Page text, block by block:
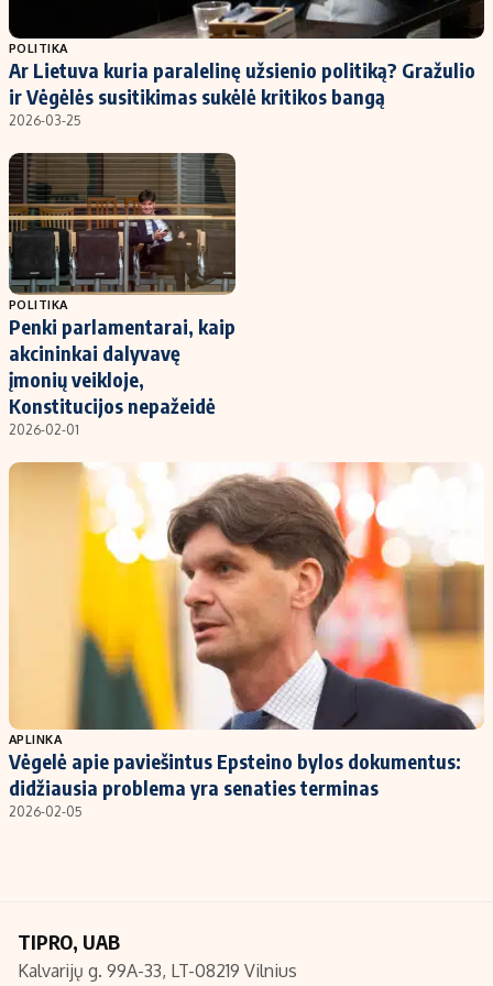
Populiarios temos
Investavimas
Akcijų rinka
Saulės elektrinės
Kriptovaliutos
Infliacija
Migracija
Titulinis
Nedarbo išmokos skaičiuoklė
Redakcija
Apie mus
Redakcijos politika
Privatumo politika
Turinio žymėjimo taisyklės
Kontaktai
Regionų naujienos
Indėlių palūkanos
POLITIKA
Ar Lietuva kuria paralelinę užsienio politiką? Gražulio
ir Vėgėlės susitikimas sukėlė kritikos bangą
2026-03-25
POLITIKA
Penki parlamentarai, kaip
akcininkai dalyvavę
įmonių veikloje,
Konstitucijos nepažeidė
2026-02-01
APLINKA
Vėgelė apie paviešintus Epsteino bylos dokumentus:
didžiausia problema yra senaties terminas
2026-02-05
TIPRO, UAB
Kalvarijų g. 99A-33, LT-08219 Vilnius